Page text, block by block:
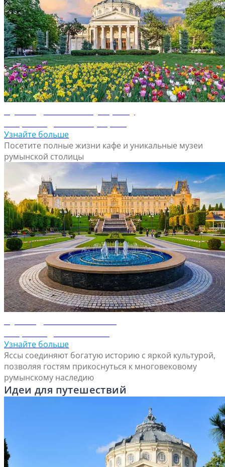
Узнайте больше
Посетите полные жизни кафе и уникальные музеи
румынской столицы
Узнайте больше
Яссы соединяют богатую историю с яркой культурой,
позволяя гостям прикоснуться к многовековому
румынскому наследию
Идеи для путешествий